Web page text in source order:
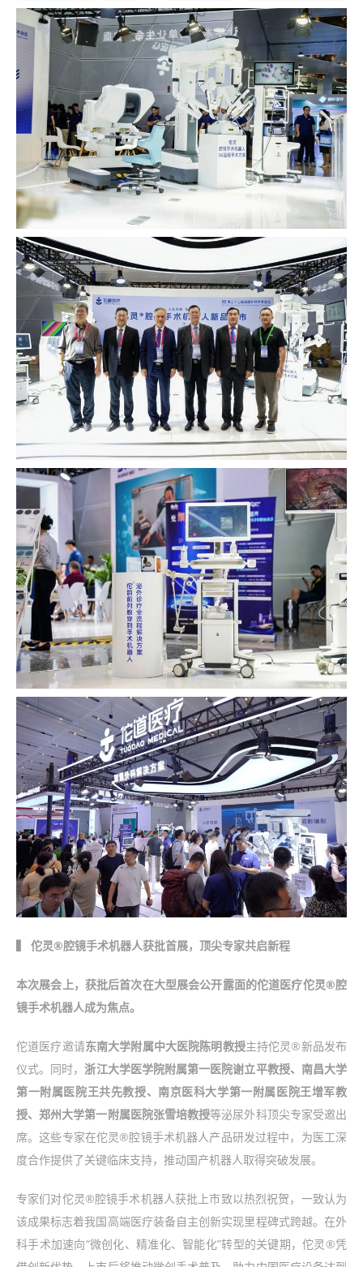
▍ 佗灵®腔镜手术机器人获批首展，顶尖专家共启新程
本次展会上，获批后首次在大型展会公开露面的佗道医疗佗灵®腔
镜手术机器人成为焦点。
佗道医疗邀请东南大学附属中大医院陈明教授主持佗灵®新品发布
仪式。同时，浙江大学医学院附属第一医院谢立平教授、南昌大学
第一附属医院王共先教授、南京医科大学第一附属医院王增军教
授、郑州大学第一附属医院张雪培教授等泌尿外科顶尖专家受邀出
席。这些专家在佗灵®腔镜手术机器人产品研发过程中，为医工深
度合作提供了关键临床支持，推动国产机器人取得突破发展。
专家们对佗灵®腔镜手术机器人获批上市致以热烈祝贺，一致认为
该成果标志着我国高端医疗装备自主创新实现里程碑式跨越。在外
科手术加速向“微创化、精准化、智能化”转型的关键期，佗灵®凭